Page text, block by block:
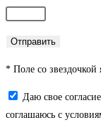
* Поле со звездочкой
Даю свое
соглашаюсь с